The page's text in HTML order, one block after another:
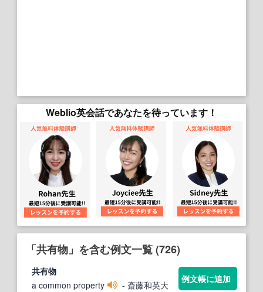
Weblio英会話であなたを待っています！
「共有物」を含む例文一覧 (726)
共有物
a common property
- 斎藤和英大
例文帳に追加